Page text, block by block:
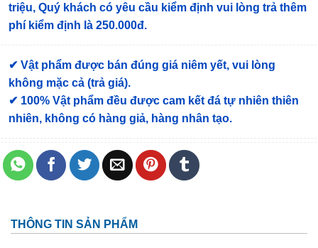
triệu, Quý khách có yêu cầu kiểm định vui lòng trả thêm
phí kiểm định là 250.000đ.
✔ Vật phẩm được bán đúng giá niêm yết, vui lòng
không mặc cả (trả giá).
✔ 100% Vật phẩm đều được cam kết đá tự nhiên thiên
nhiên, không có hàng giả, hàng nhân tạo.
THÔNG TIN SẢN PHẨM